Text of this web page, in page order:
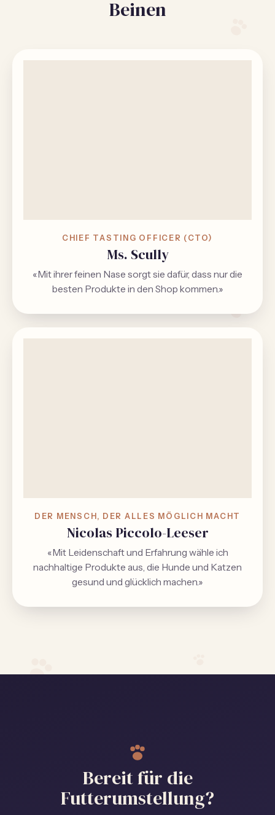
Beinen
CHIEF TASTING OFFICER (CTO)
Ms. Scully
«Mit ihrer feinen Nase sorgt sie dafür, dass nur die
besten Produkte in den Shop kommen.»
DER MENSCH, DER ALLES MÖGLICH MACHT
Nicolas Piccolo-Leeser
«Mit Leidenschaft und Erfahrung wähle ich
nachhaltige Produkte aus, die Hunde und Katzen
gesund und glücklich machen.»
Bereit für die
Futterumstellung?